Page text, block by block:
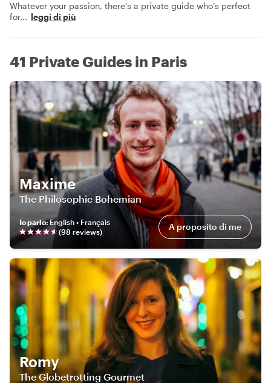
Whatever your passion, there’s a private guide who’s perfect
for... leggi di più
41 Private Guides in Paris
Maxime
The Philosophic Bohemian
Io parlo:English • Français
(98 reviews) A proposito di me
Romy
The Globetrotting Gourmet